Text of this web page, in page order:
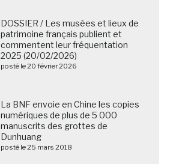
DOSSIER / Les musées et lieux de
patrimoine français publient et
commentent leur fréquentation
2025 (20/02/2026)
posté le 20 février 2026
La BNF envoie en Chine les copies
numériques de plus de 5 000
manuscrits des grottes de
Dunhuang
posté le 25 mars 2018